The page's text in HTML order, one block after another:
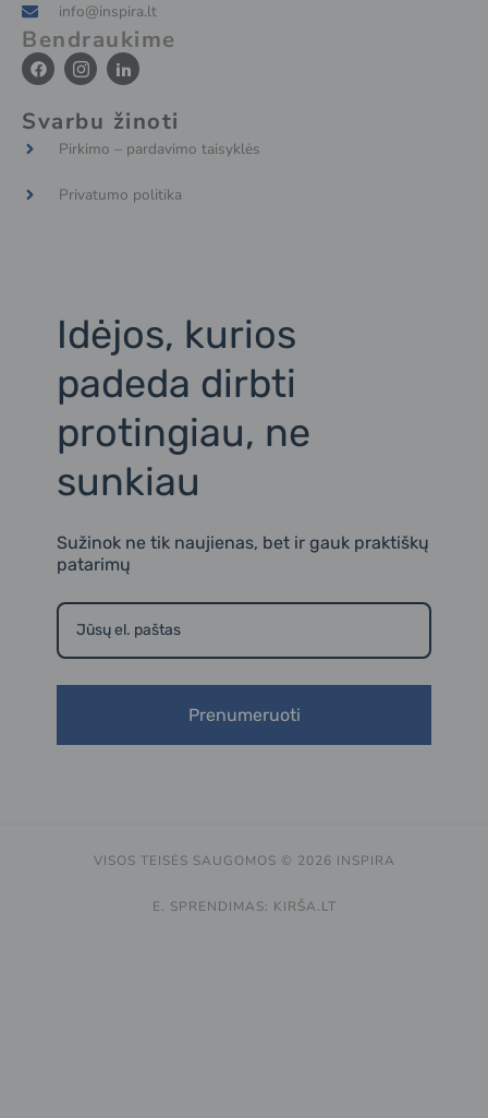
info@inspira.lt
Bendraukime
F
a
c
b
I
c
o
n
-
i
n
t
a
I
c
o
n
-
i
k
e
Svarbu žinoti
Pirkimo – pardavimo taisyklės
Privatumo politika
Idėjos, kurios
padeda dirbti
protingiau, ne
sunkiau
Sužinok ne tik naujienas, bet ir gauk praktiškų
patarimų
Prenumeruoti
VISOS TEISĖS SAUGOMOS © 2026 INSPIRA
E. SPRENDIMAS: KIRŠA.LT